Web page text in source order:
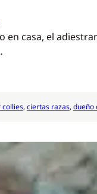
en casa, el
collies, ciertas razas, dueño